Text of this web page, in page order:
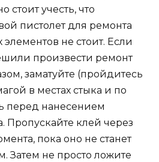
стоит учесть, что
пистолет для ремонта
не стоит. Если
произвести ремонт
заматуйте (пройдитесь
в местах стыка и по
перед нанесением
Пропускайте клей через
пока оно не станет
Затем не просто ложите